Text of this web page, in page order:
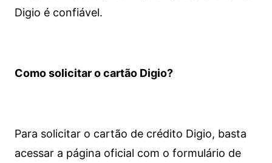
Digio é confiável.
Como solicitar o cartão Digio?
Para solicitar o cartão de crédito Digio, basta
acessar a página oficial com o formulário de